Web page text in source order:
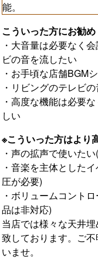
能。
こういった方にお勧め
・大音量は必要なく
ビの音を流したい
・お手頃な店舗BGM
・リビングのテレビ
・高度な機能は必要
しい
※こういった方はより
・声の拡声で使いた
・音楽を主体とした
圧が必要)
・ボリュームコント
品は非対応)
当店では様々な天井
致しております。ご
いませ。